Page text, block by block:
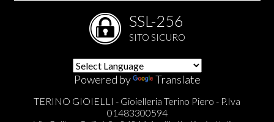
SSL-256
SITO SICURO
Powered by Translate
TERINO GIOIELLI - Gioielleria Terino Piero - P.Iva
01483300594